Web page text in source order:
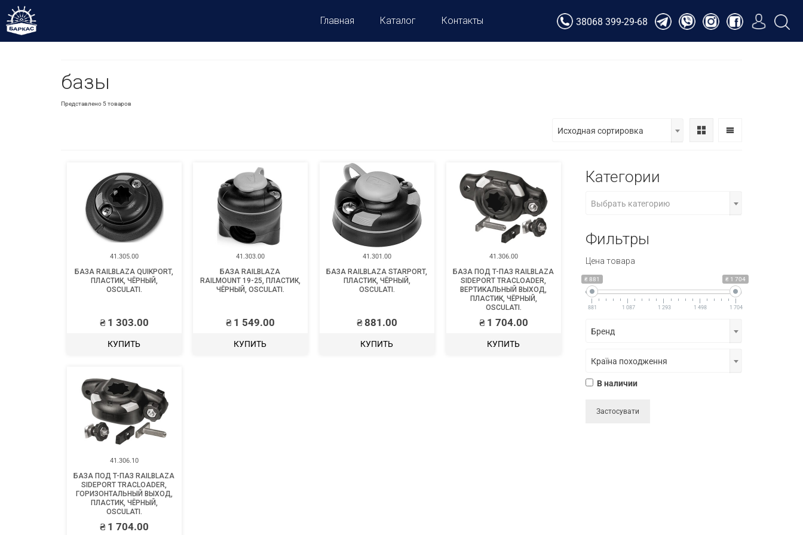
Главная Каталог Контакты 38068 399-29-68
базы
Представлено 5 товаров
Исходная сортировка
41.305.00
БАЗА RAILBLAZA QUIKPORT,
ПЛАСТИК, ЧЁРНЫЙ,
OSCULATI.
₴1 303.00
КУПИТЬ
41.303.00
БАЗА RAILBLAZA
RAILMOUNT 19-25, ПЛАСТИК,
ЧЁРНЫЙ, OSCULATI.
₴1 549.00
КУПИТЬ
41.301.00
БАЗА RAILBLAZA STARPORT,
ПЛАСТИК, ЧЁРНЫЙ,
OSCULATI.
₴881.00
КУПИТЬ
41.306.00
БАЗА ПОД T-ПАЗ RAILBLAZA
SIDEPORT TRACLOADER,
ВЕРТИКАЛЬНЫЙ ВЫХОД,
ПЛАСТИК, ЧЁРНЫЙ,
OSCULATI.
₴1 704.00
КУПИТЬ
41.306.10
БАЗА ПОД T-ПАЗ RAILBLAZA
SIDEPORT TRACLOADER,
ГОРИЗОНТАЛЬНЫЙ ВЫХОД,
ПЛАСТИК, ЧЁРНЫЙ,
OSCULATI.
₴1 704.00
Категории
Выбрать категорию
Фильтры
Цена товара
₴ 881 ₴ 1 704
881 1 087 1 293 1 498 1 704
Бренд
Країна походження
В наличии
Застосувати